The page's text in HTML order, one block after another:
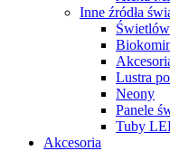
Inne źródła
Lustra
Neony
Panele
Tuby
Akcesoria